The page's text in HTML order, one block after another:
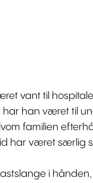
vant til
har han været til
familien
har været særlig
i